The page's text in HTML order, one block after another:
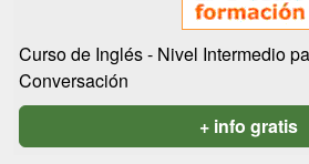
Curso de Inglés - Nivel Intermedio
Conversación
+ info gratis